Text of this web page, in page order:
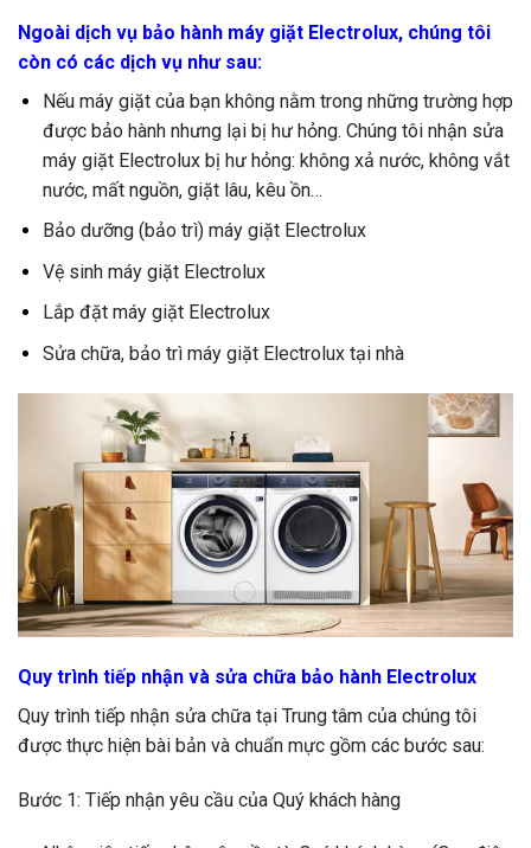
Ngoài dịch vụ bảo hành máy giặt Electrolux, chúng tôi
còn có các dịch vụ như sau:
Nếu máy giặt của bạn không nằm trong những trường hợp
được bảo hành nhưng lại bị hư hỏng. Chúng tôi nhận sửa
máy giặt Electrolux bị hư hỏng: không xả nước, không vắt
nước, mất nguồn, giặt lâu, kêu ồn…
Bảo dưỡng (bảo trì) máy giặt Electrolux
Vệ sinh máy giặt Electrolux
Lắp đặt máy giặt Electrolux
Sửa chữa, bảo trì máy giặt Electrolux tại nhà
Quy trình tiếp nhận và sửa chữa bảo hành Electrolux
Quy trình tiếp nhận sửa chữa tại Trung tâm của chúng tôi
được thực hiện bài bản và chuẩn mực gồm các bước sau:
Bước 1: Tiếp nhận yêu cầu của Quý khách hàng